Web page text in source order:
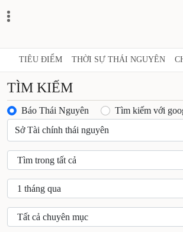
TIÊU ĐIỂM THỜI SỰ THÁI NGUYÊN
TÌM KIẾM
Báo Thái Nguyên Tìm kiếm với